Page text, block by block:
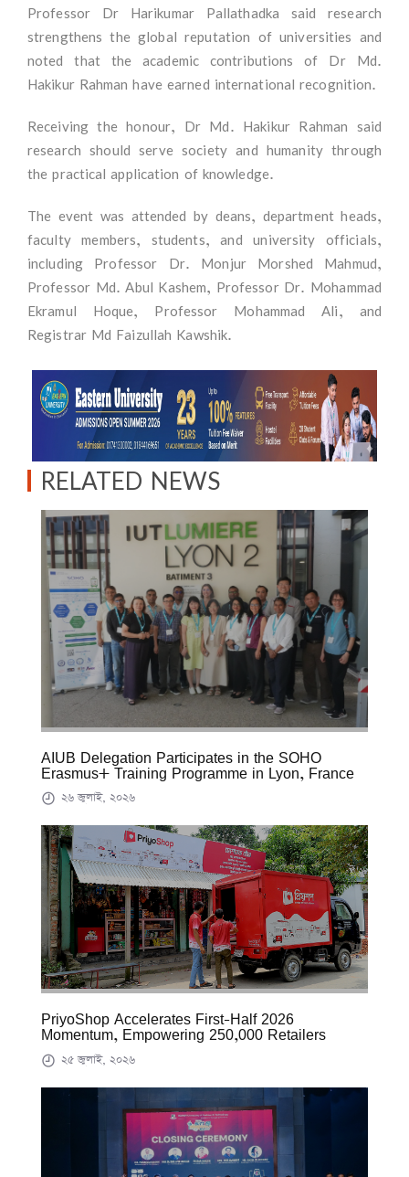
Professor Dr Harikumar Pallathadka said research
strengthens the global reputation of universities and
noted that the academic contributions of Dr Md.
Hakikur Rahman have earned international recognition.
Receiving the honour, Dr Md. Hakikur Rahman said
research should serve society and humanity through
the practical application of knowledge.
The event was attended by deans, department heads,
faculty members, students, and university officials,
including Professor Dr. Monjur Morshed Mahmud,
Professor Md. Abul Kashem, Professor Dr. Mohammad
Ekramul Hoque, Professor Mohammad Ali, and
Registrar Md Faizullah Kawshik.
RELATED NEWS
AIUB Delegation Participates in the SOHO
Erasmus+ Training Programme in Lyon, France
২৬ জুলাই, ২০২৬
PriyoShop Accelerates First-Half 2026
Momentum, Empowering 250,000 Retailers
২৫ জুলাই, ২০২৬